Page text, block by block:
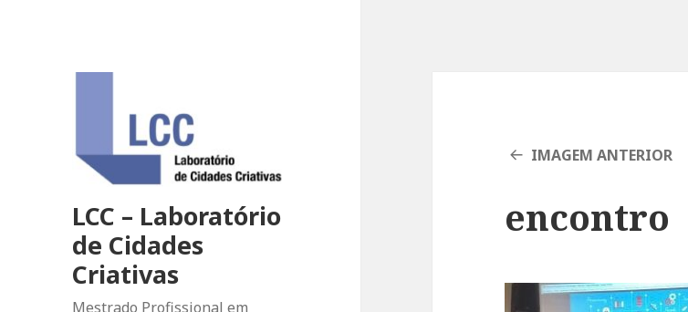
LCC – Laboratório
de Cidades
Criativas
Mestrado Profissional em
IMAGEM ANTERIOR
encontro